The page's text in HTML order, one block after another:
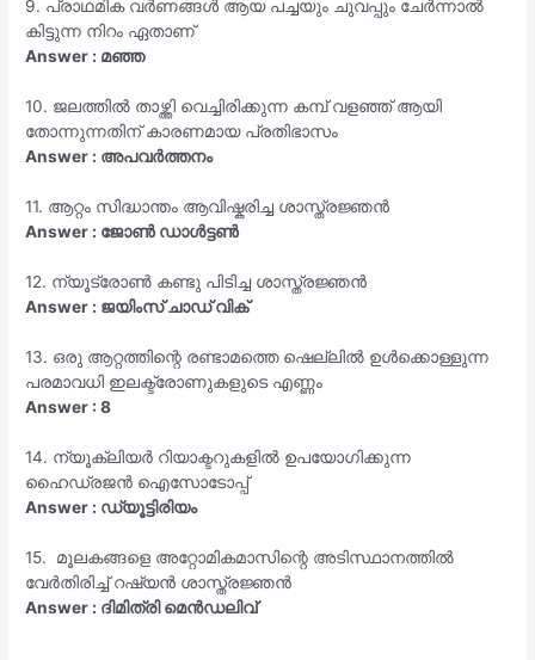
9. പ്രാഥമിക വർണങ്ങൾ ആയ പച്ചയും ചുവപ്പും ചേർന്നാൽ
കിട്ടുന്ന നിറം ഏതാണ്
Answer : മഞ്ഞ
10. ജലത്തിൽ താഴ്ത്തി വെച്ചിരിക്കുന്ന കമ്പ് വളഞ്ഞ് ആയി
തോന്നുന്നതിന് കാരണമായ പ്രതിഭാസം
Answer : അപവർത്തനം
11. ആറ്റം സിദ്ധാന്തം ആവിഷ്കരിച്ച ശാസ്ത്രജ്ഞൻ
Answer : ജോൺ ഡാൾട്ടൺ
12. ന്യൂട്രോൺ കണ്ടു പിടിച്ച ശാസ്ത്രജ്ഞൻ
Answer : ജയിംസ് ചാഡ് വിക്
13. ഒരു ആറ്റത്തിന്റെ രണ്ടാമത്തെ ഷെല്ലിൽ ഉൾക്കൊള്ളുന്ന
പരമാവധി ഇലക്ട്രോണുകളുടെ എണ്ണം
Answer : 8
14. ന്യൂക്ലിയർ റിയാക്ടറുകളിൽ ഉപയോഗിക്കുന്ന
ഹൈഡ്രജൻ ഐസോടോപ്പ്
Answer : ഡ്യൂട്ടിരിയം
15. മൂലകങ്ങളെ അറ്റോമികമാസിന്റെ അടിസ്ഥാനത്തിൽ
വേർതിരിച്ച് റഷ്യൻ ശാസ്ത്രജ്ഞൻ
Answer : ദിമിത്രി മെൻഡലിവ്